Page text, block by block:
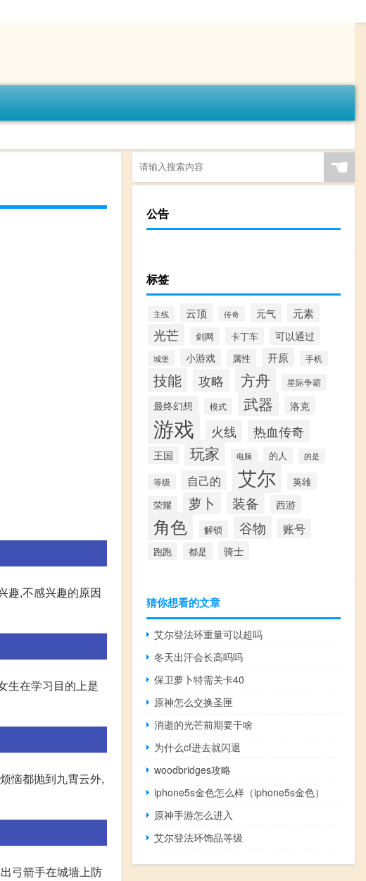
趣,不感兴趣的原因
生在学习目的上是
恼都抛到九霄云外,
弓箭手在城墙上防
☚
公告
标签
主线 云顶 传奇 元气 元素
光芒 剑网 卡丁车 可以通过
城堡 小游戏 属性 开原 手机
技能 攻略 方舟 星际争霸
最终幻想 模式 武器 洛克
游戏 火线 热血传奇
王国 玩家 电脑 的人 的是
等级 自己的 艾尔
英雄
荣耀
萝卜 装备 西游
角色 解锁 谷物 账号
跑跑 都是 骑士
猜你想看的文章
艾尔登法环重量可以超吗
冬天出汗会长高吗吗
保卫萝卜特需关卡40
原神怎么交换圣匣
消逝的光芒前期要干啥
为什么cf进去就闪退
woodbridges攻略
iphone5s金色怎么样（iphone5s金色）
原神手游怎么进入
艾尔登法环饰品等级